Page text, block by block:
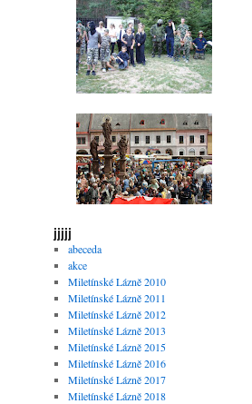
jjjjj
abeceda
akce
Miletínské Lázně 2010
Miletínské Lázně 2011
Miletínské Lázně 2012
Miletínské Lázně 2013
Miletínské Lázně 2015
Miletínské Lázně 2016
Miletínské Lázně 2017
Miletínské Lázně 2018